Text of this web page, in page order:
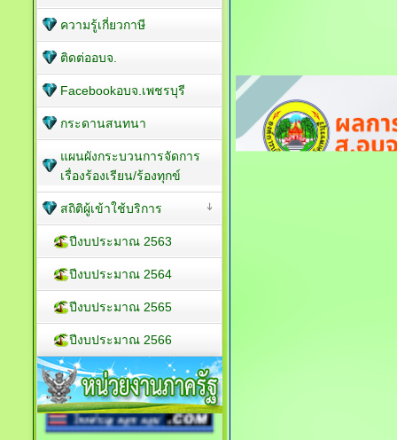
ความรู้เกี่ยวกาษี
ติดต่ออบจ.
Facebookอบจ.เพชรบุรี
กระดานสนทนา
แผนผังกระบวนการจัดการ
เรื่องร้องเรียน/ร้องทุกข์
สถิติผู้เข้าใช้บริการ
ปีงบประมาณ 2563
ปีงบประมาณ 2564
ปีงบประมาณ 2565
ปีงบประมาณ 2566